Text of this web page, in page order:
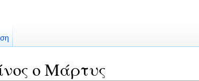
ο Μάρτυς